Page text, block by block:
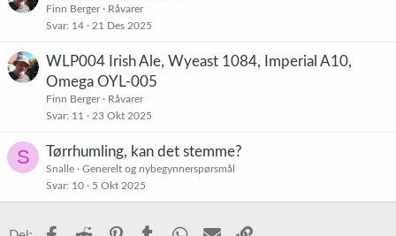
Finn Berger
Råvarer
Svar 14 21 Des 2025
WLP004 Irish Ale, Wyeast 1084, Imperial A10,
Omega OYL-005
Finn Berger
Råvarer
Svar 11 23 Okt 2025
S Tørrhumling, kan det stemme?
Snalle
Generelt og nybegynnerspørsmål
Svar 10 5 Okt 2025
Facebook
Reddit PinterestTumblr WhatsApp
E-post